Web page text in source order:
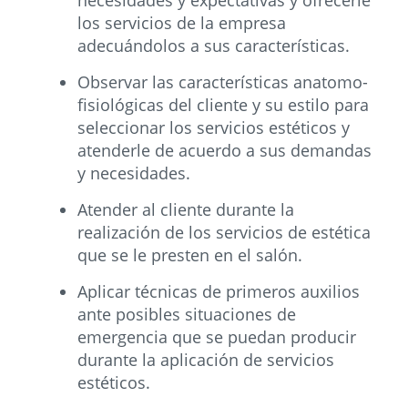
los servicios de la empresa
adecuándolos a sus características.
Observar las características anatomo-
fisiológicas del cliente y su estilo para
seleccionar los servicios estéticos y
atenderle de acuerdo a sus demandas
y necesidades.
Atender al cliente durante la
realización de los servicios de estética
que se le presten en el salón.
Aplicar técnicas de primeros auxilios
ante posibles situaciones de
emergencia que se puedan producir
durante la aplicación de servicios
estéticos.